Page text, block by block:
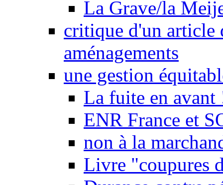
La Grave/la
critique d'un article
aménagements
une gestion
La fuite en avant
ENR France et
non à la
Livre "coupures